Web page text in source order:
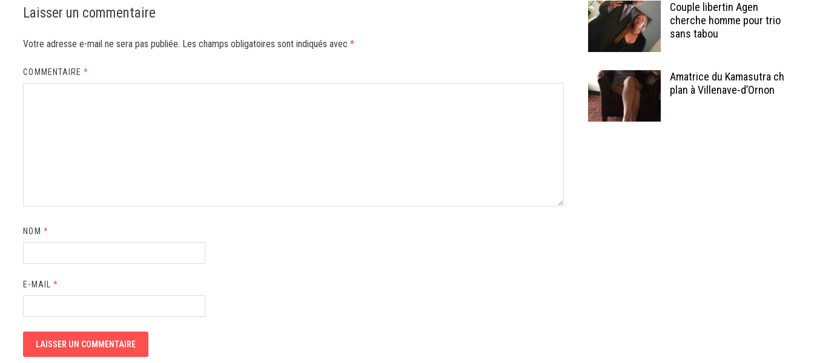
Laisser un commentaire
Votre adresse e-mail ne sera pas publiée. Les champs obligatoires sont indiqués avec*
COMMENTAIRE*
NOM *
E-MAIL *
Couple libertin Agen
cherche homme pour trio
sans tabou
Amatrice du Kamasutra ch
plan à Villenave-d’Ornon